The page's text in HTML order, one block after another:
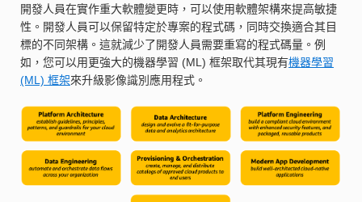
開發人員在實作重大軟體變更時，可以使用軟體架構來提高敏捷
性。開發人員可以保留特定於專案的程式碼，同時交換適合其目
標的不同架構。這就減少了開發人員需要重寫的程式碼量。例
如，您可以用更強大的機器學習 (ML) 框架取代其現有機器學習
(ML) 框架來升級影像識別應用程式。